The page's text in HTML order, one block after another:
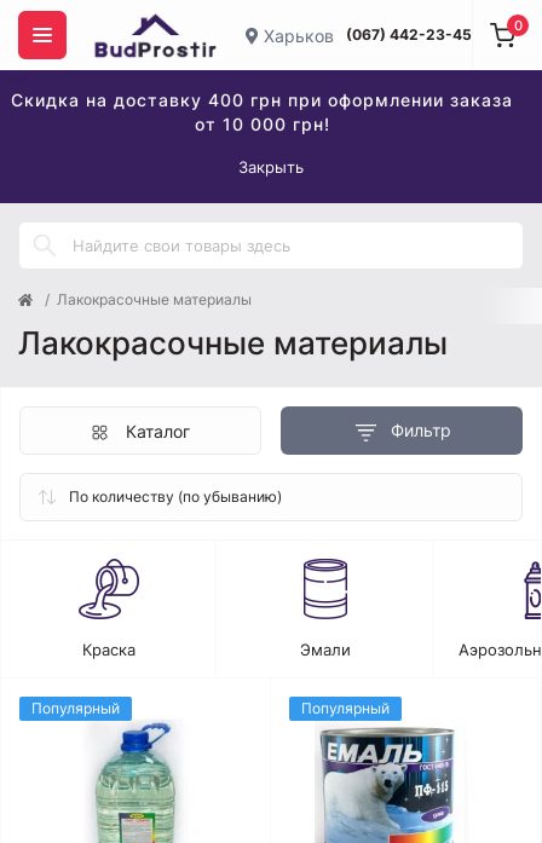
Харьков (067) 442-23-45
Скидка на доставку 400 грн при оформлении заказа
от 10 000 грн!
Закрыть
0
Лакокрасочные материалы
Лакокрасочные материалы
Фильтр
Каталог
Краска Эмали
Популярный Популярный